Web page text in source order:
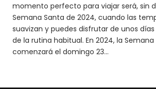
momento perfecto para viajar será, sin
Semana Santa de 2024, cuando las
suavizan y puedes disfrutar de unos
de la rutina habitual. En 2024, la Semana
comenzará el domingo 23...